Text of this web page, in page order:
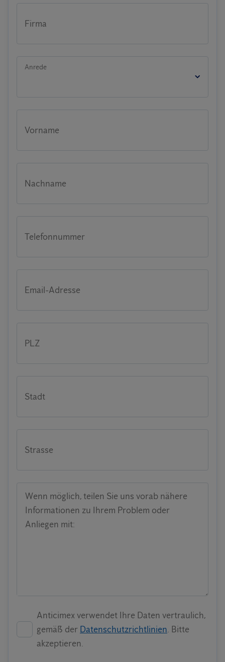
Firma
Anrede
Vorname
Nachname
Telefonnummer
Email-Adresse
PLZ
Stadt
Strasse
Wenn möglich, teilen Sie uns vorab nähere
Informationen zu Ihrem Problem oder
Anliegen mit:
Anticimex verwendet Ihre Daten vertraulich,
gemäß der Datenschutzrichtlinien. Bitte
akzeptieren.